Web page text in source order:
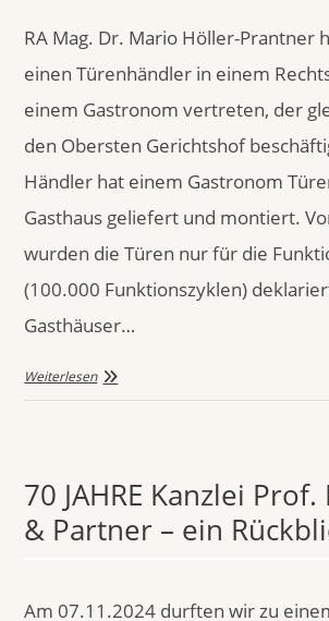
RA Mag. Dr. Mario Höller-Prantner
einen Türenhändler in einem
einem Gastronom vertreten, der
den Obersten Gerichtshof
Händler hat einem Gastronom
Gasthaus geliefert und montiert.
wurden die Türen nur für die
(100.000 Funktionszyklen)
Gasthäuser…
Weiterlesen
70 JAHRE Kanzlei
& Partner – ein
Am 07.11.2024 durften wir zu